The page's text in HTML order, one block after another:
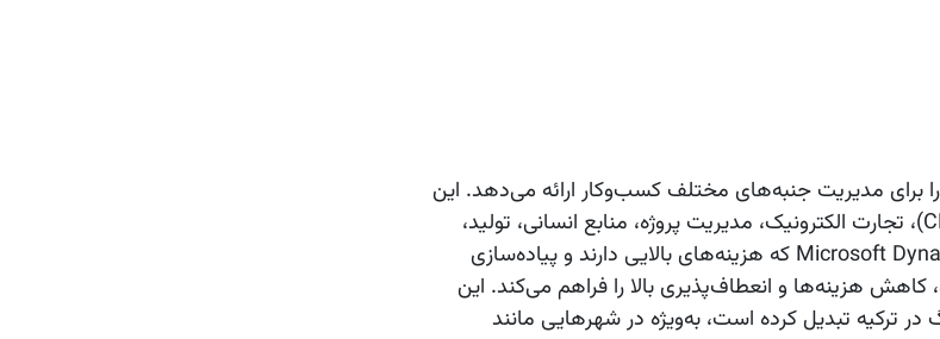
برای مدیریت جنبه‌های مختلف کسب‌وکار ارائه می‌دهد. این
ماژول‌ها شامل حسابداری، مدیریت موجودی، مدیریت ارتباط با مشتری (CRM)، تجارت الکترونیک، مدیریت پروژه، منابع انسانی، تولید،
بازاریابی و غیره هستند. برخلاف سیستم‌های ERP سنتی مانند SAP یا Microsoft Dynamics که هزینه‌های بالایی دارند و پیاده‌سازی
کاهش هزینه‌ها و انعطاف‌پذیری بالا را فراهم می‌کند. این
ترکیه تبدیل کرده است، به‌ویژه در شهرهایی مانند